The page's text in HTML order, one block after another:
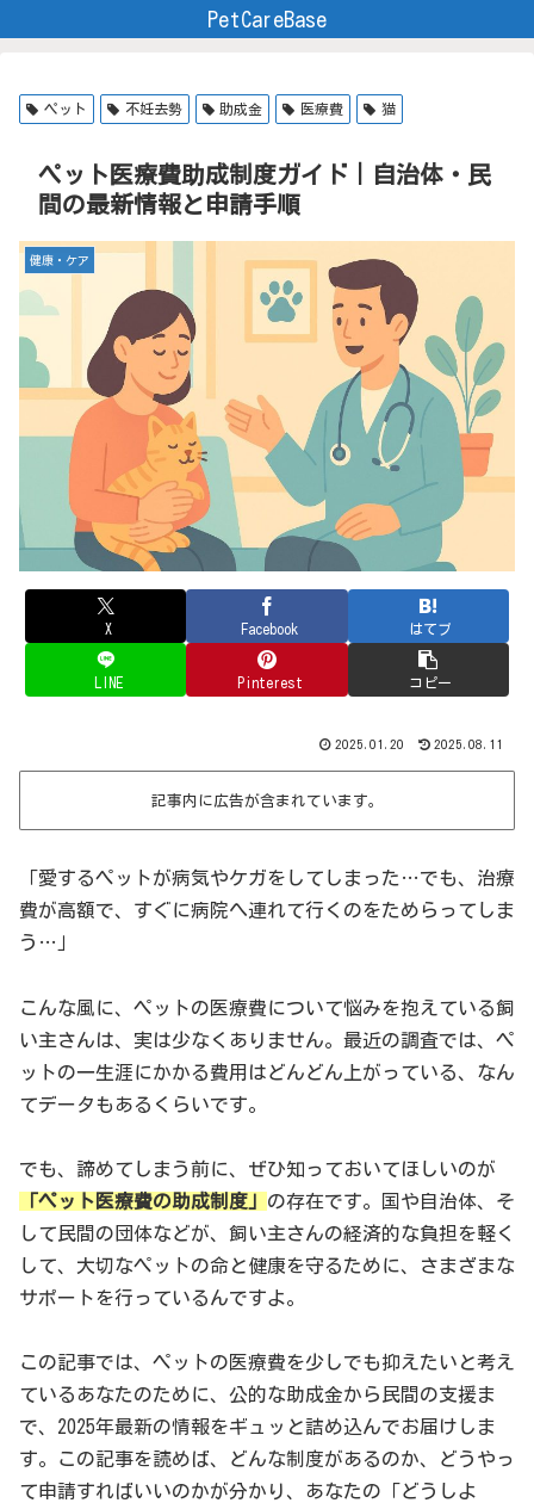
PetCareBase
ペット 不妊去勢 助成金 医療費 猫
ペット医療費助成制度ガイド｜自治体・民
間の最新情報と申請手順
健康・ケア
X Facebook はてブ
LINE Pinterest コピー
2025.01.20 2025.08.11
記事内に広告が含まれています。
「愛するペットが病気やケガをしてしまった…でも、治療
費が高額で、すぐに病院へ連れて行くのをためらってしま
う…」
こんな風に、ペットの医療費について悩みを抱えている飼
い主さんは、実は少なくありません。最近の調査では、ペ
ットの一生涯にかかる費用はどんどん上がっている、なん
てデータもあるくらいです。
でも、諦めてしまう前に、ぜひ知っておいてほしいのが
「ペット医療費の助成制度」 の存在です。国や自治体、そ
して民間の団体などが、飼い主さんの経済的な負担を軽く
して、大切なペットの命と健康を守るために、さまざまな
サポートを行っているんですよ。
この記事では、ペットの医療費を少しでも抑えたいと考え
ているあなたのために、公的な助成金から民間の支援ま
で、2025年最新の情報をギュッと詰め込んでお届けしま
す。この記事を読めば、どんな制度があるのか、どうやっ
て申請すればいいのかが分かり、あなたの「どうしよ